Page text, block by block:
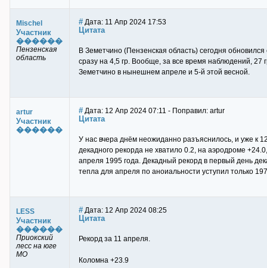
Mischel
Участник
������
Пензенская
область
# Дата: 11 Апр 2024 17:53
Цитата
В Земетчино (Пензенская область) сегодня
сразу на 4,5 гр. Вообще, за все время наблюдений, 27
Земетчино в нынешнем апреле и 5-й этой весной.
artur
Участник
������
# Дата: 12 Апр 2024 07:11 - Поправил: artur
Цитата
У нас вчера днём неожиданно разъяснилось, и уже к
декадного рекорда не хватило 0.2, на аэродроме
апреля 1995 года. Декадный рекорд в первый день
тепла для апреля по аноиальности уступил только
LESS
Участник
������
Приокский
лесс на юге
МО
# Дата: 12 Апр 2024 08:25
Цитата
Рекорд за 11 апреля.
Коломна +23.9